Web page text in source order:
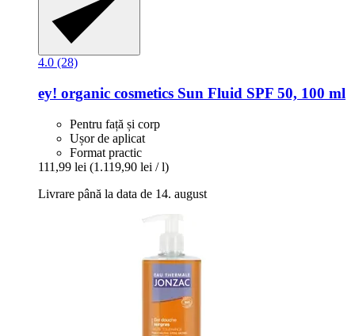
4.0 (28)
ey! organic cosmetics Sun Fluid SPF 50, 100 ml
Pentru față și corp
Ușor de aplicat
Format practic
111,99 lei (1.119,90 lei / l)
Livrare până la data de 14. august